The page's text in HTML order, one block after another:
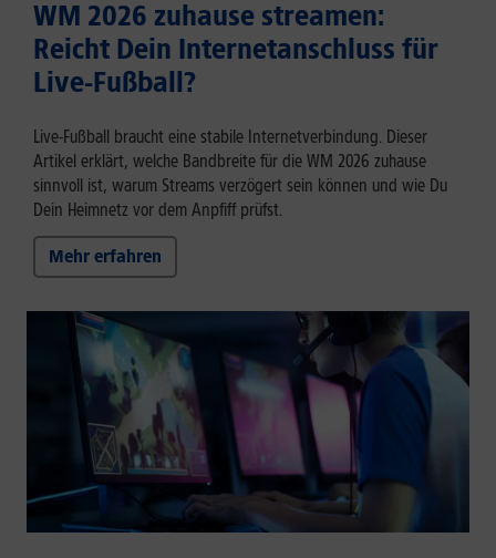
WM 2026 zuhause streamen:
Reicht Dein Internetanschluss für
Live-Fußball?
Live-Fußball braucht eine stabile Internetverbindung. Dieser
Artikel erklärt, welche Bandbreite für die WM 2026 zuhause
sinnvoll ist, warum Streams verzögert sein können und wie Du
Dein Heimnetz vor dem Anpfiff prüfst.
Mehr erfahren